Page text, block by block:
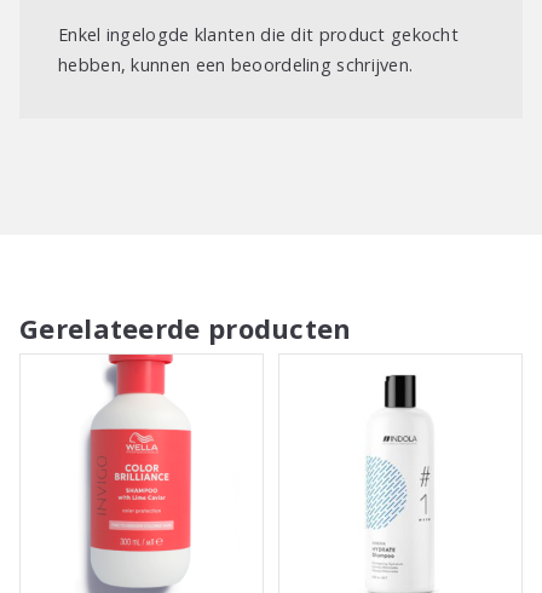
Enkel ingelogde klanten die dit product gekocht
hebben, kunnen een beoordeling schrijven.
Gerelateerde producten